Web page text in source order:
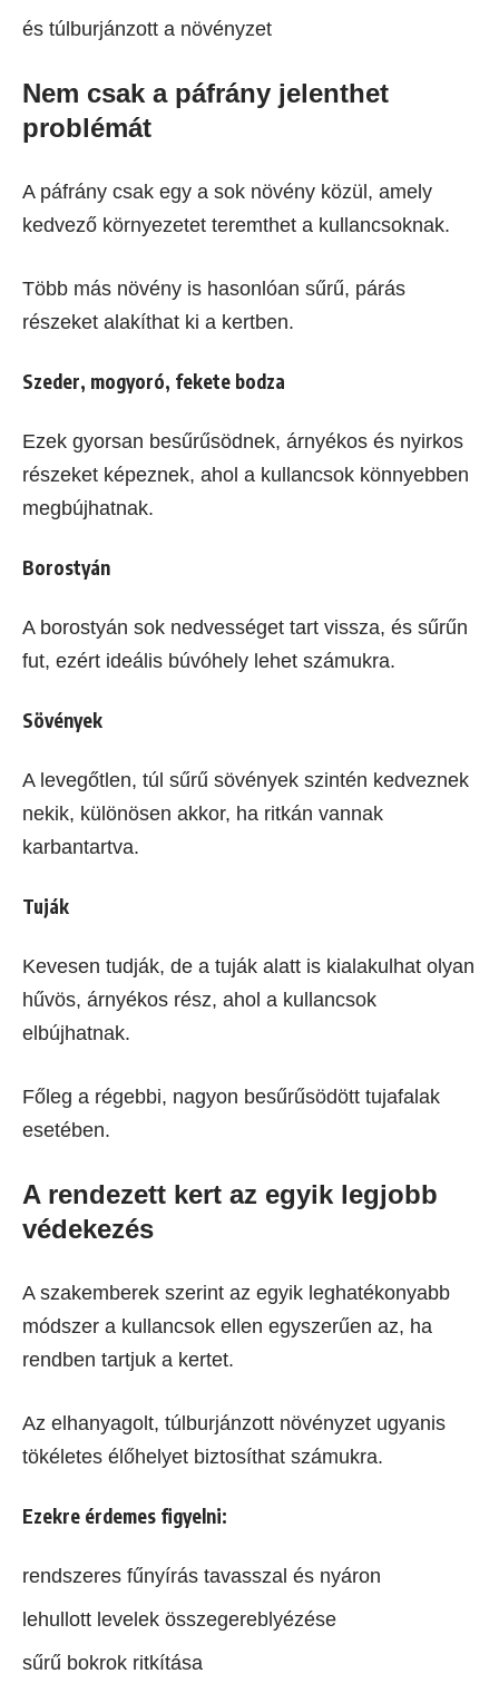
és túlburjánzott a növényzet
Nem csak a páfrány jelenthet
problémát
A páfrány csak egy a sok növény közül, amely
kedvező környezetet teremthet a kullancsoknak.
Több más növény is hasonlóan sűrű, párás
részeket alakíthat ki a kertben.
Szeder, mogyoró, fekete bodza
Ezek gyorsan besűrűsödnek, árnyékos és nyirkos
részeket képeznek, ahol a kullancsok könnyebben
megbújhatnak.
Borostyán
A borostyán sok nedvességet tart vissza, és sűrűn
fut, ezért ideális búvóhely lehet számukra.
Sövények
A levegőtlen, túl sűrű sövények szintén kedveznek
nekik, különösen akkor, ha ritkán vannak
karbantartva.
Tuják
Kevesen tudják, de a tuják alatt is kialakulhat olyan
hűvös, árnyékos rész, ahol a kullancsok
elbújhatnak.
Főleg a régebbi, nagyon besűrűsödött tujafalak
esetében.
A rendezett kert az egyik legjobb
védekezés
A szakemberek szerint az egyik leghatékonyabb
módszer a kullancsok ellen egyszerűen az, ha
rendben tartjuk a kertet.
Az elhanyagolt, túlburjánzott növényzet ugyanis
tökéletes élőhelyet biztosíthat számukra.
Ezekre érdemes figyelni:
rendszeres fűnyírás tavasszal és nyáron
lehullott levelek összegereblyézése
sűrű bokrok ritkítása